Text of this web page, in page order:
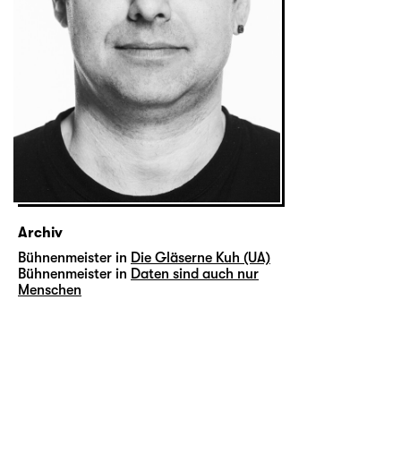
Archiv
Bühnenmeister in Die Gläserne Kuh (UA)
Bühnenmeister in Daten sind auch nur
Menschen